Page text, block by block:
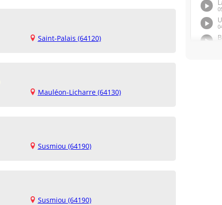
Saint-Palais (64120)
Mauléon-Licharre (64130)
Susmiou (64190)
Susmiou (64190)